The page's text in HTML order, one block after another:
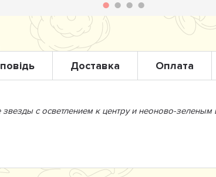
Доставка Оплата
с осветлением к центру и неоново-